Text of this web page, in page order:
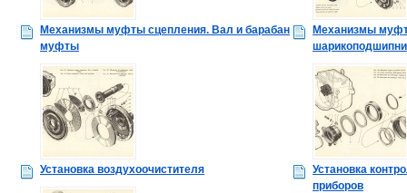
Механизмы муфты сцепления. Вал и барабан
муфты
Механизмы
Установка воздухоочистителя
Установка
приборов